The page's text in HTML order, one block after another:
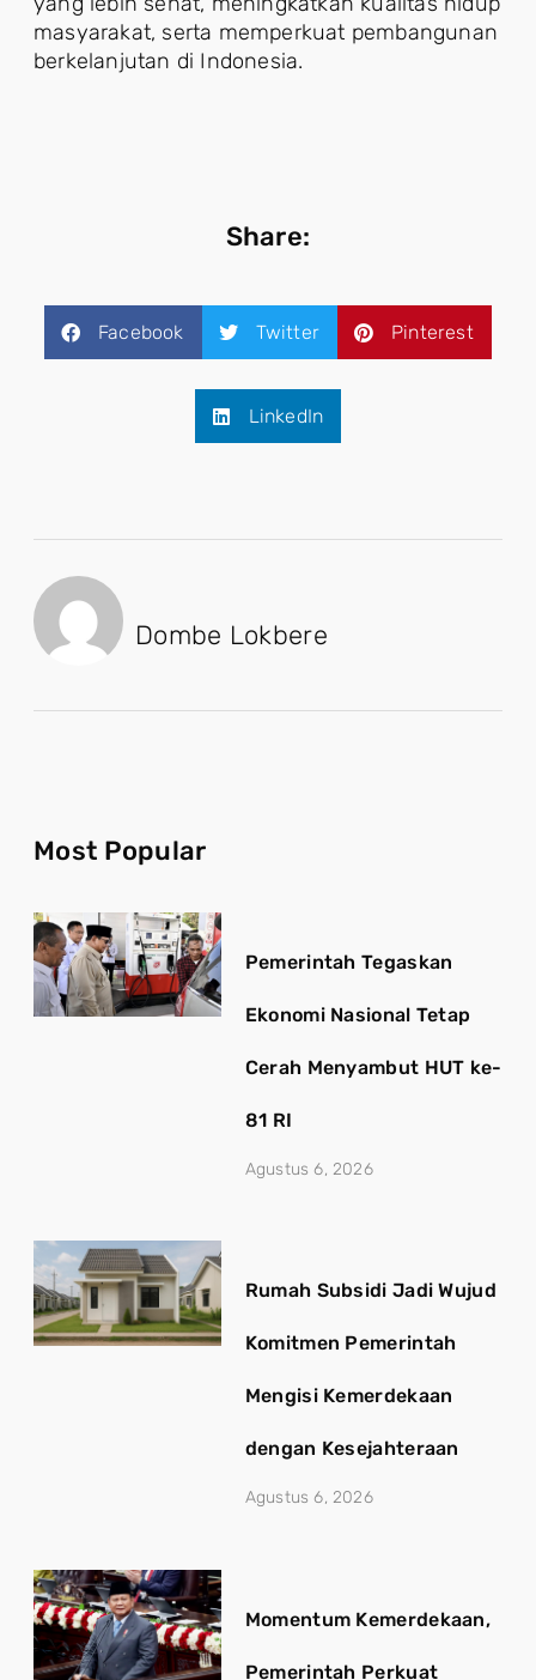
masyarakat, serta memperkuat pembangunan
berkelanjutan di Indonesia.
Share:
Facebook Twitter Pinterest
LinkedIn
Dombe Lokbere
Most Popular
Pemerintah Tegaskan
Ekonomi Nasional Tetap
Cerah Menyambut HUT ke-
81 RI
Agustus 6, 2026
Rumah Subsidi Jadi Wujud
Komitmen Pemerintah
Mengisi Kemerdekaan
dengan Kesejahteraan
Agustus 6, 2026
Momentum Kemerdekaan,
Pemerintah Perkuat